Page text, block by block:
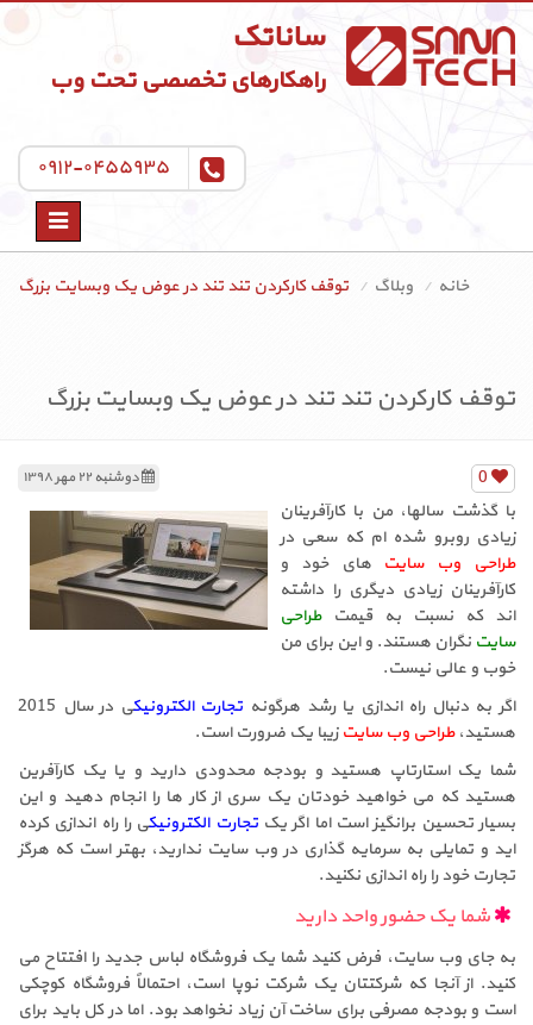
ساناتک
راهکارهای تخصصی تحت وب
۰۹۱۲-۰۴۵۵۹۳۵
Toggle
خانه
وبلاگ توقف کارکردن تند تند در عوض یک وبسایت بزرگ
توقف کارکردن تند تند در عوض یک وبسایت بزرگ
دوشنبه ۲۲ مهر ۱۳۹۸
0
با گذشت سالها، من با کارآفرینان
زیادی روبرو شده ام که سعی در
طراحی وب سایت های خود و
کارآفرینان زیادی دیگری را داشته
اند که نسبت به قیمتطراحی
سایت نگران هستند. و این برای من
خوب و عالی نیست.
اگر به دنبال راه اندازی یا رشد هرگونه تجارت الکترونیک
ی در سال 2015
هستید،طراحی وب سایتزیبا یک ضرورت است.
شما یک استارتاپ هستید و بودجه محدودی دارید و یا یک کارآفرین
هستید که می خواهید خودتان یک سری از کار ها را انجام دهید و این
بسیار تحسین برانگیز است اما اگر یکتجارت الکترونیکی را راه اندازی کرده
اید و تمایلی به سرمایه گذاری در وب سایت ندارید، بهتر است که هرگز
تجارت خود را راه اندازی نکنید.
شما یک حضور واحد دارید
به جای وب سایت، فرض کنید شما یک فروشگاه لباس جدید را افتتاح می
کنید. از آنجا که شرکتتان یک شرکت نوپا است، احتمالاً فروشگاه کوچکی
است و بودجه مصرفی برای ساخت آن زیاد نخواهد بود. اما در کل باید برای